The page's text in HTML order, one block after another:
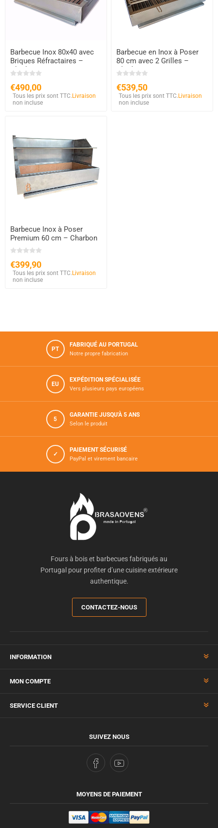
Barbecue Inox 80x40 avec
Briques Réfractaires –
Charbon et Bois à Poser
€490,00
Tous les prix sont TTC. Livraison
non incluse
Barbecue en Inox à Poser
80 cm avec 2 Grilles –
Charbon & Bois
€539,50
Tous les prix sont TTC. Livraison
non incluse
Barbecue Inox à Poser
Premium 60 cm – Charbon
& Bois – Briques
Réfractaires
€399,90
Tous les prix sont TTC.Livraison
non incluse
PT
FABRIQUÉ AU PORTUGAL
Notre propre fabrication
EU
EXPÉDITION SPÉCIALISÉE
Vers plusieurs pays européens
5
GARANTIE JUSQU'À 5 ANS
Selon le produit
✓
PAIEMENT SÉCURISÉ
PayPal et virement bancaire
Fours à bois et barbecues fabriqués au
Portugal pour profiter d’une cuisine extérieure
authentique.
CONTACTEZ-NOUS
INFORMATION
MON COMPTE
SERVICE CLIENT
SUIVEZ NOUS
MOYENS DE PAIEMENT